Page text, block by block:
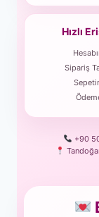
Hızlı
Sipariş
+90